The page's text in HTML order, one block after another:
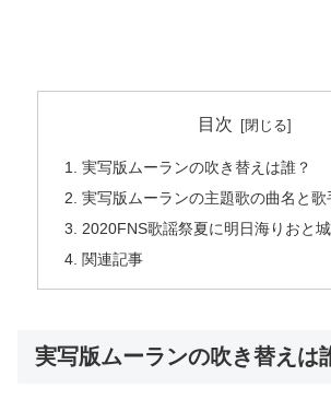
目次
実写版ムーランの吹き替えは誰？
実写版ムーランの主題歌の曲名と歌
2020FNS歌謡祭夏に明日海りおと城
関連記事
実写版ムーランの吹き替えは